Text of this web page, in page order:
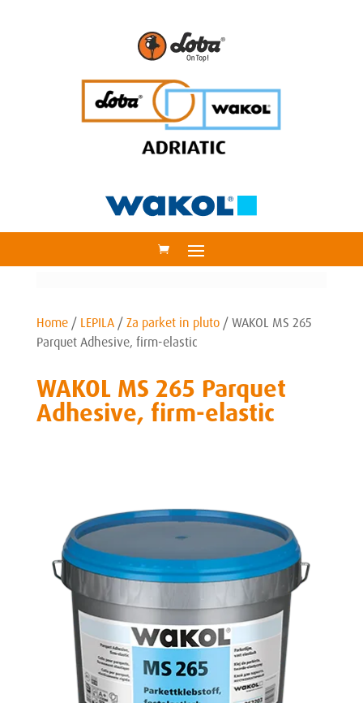
Home/ LEPILA/ Za parket in pluto/ WAKOL MS 265
Parquet Adhesive, firm-elastic
WAKOL MS 265 Parquet
Adhesive, firm-elastic